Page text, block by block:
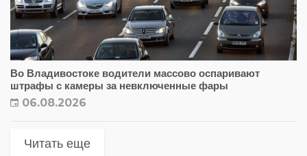
Во Владивостоке водители массово оспаривают
штрафы с камеры за невключенные фары
06.08.2026
Читать еще